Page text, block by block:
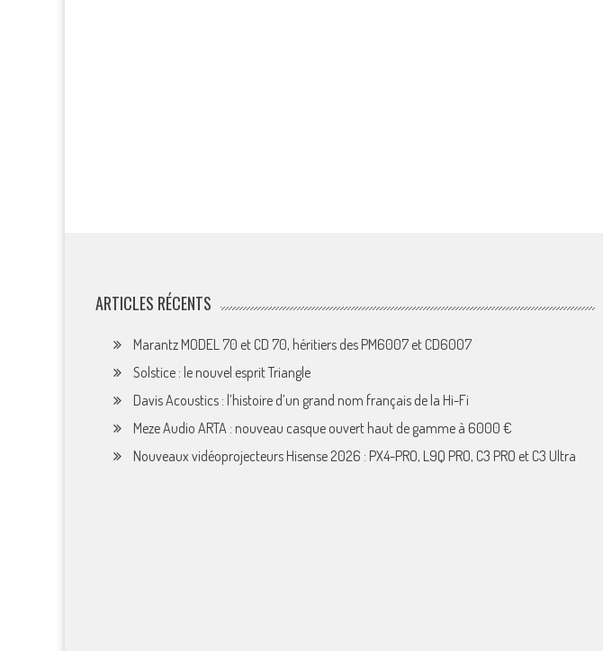
ARTICLES RÉCENTS
Marantz MODEL 70 et CD 70, héritiers des PM6007 et CD6007
Solstice : le nouvel esprit Triangle
Davis Acoustics : l’histoire d’un grand nom français de la Hi-Fi
Meze Audio ARTA : nouveau casque ouvert haut de gamme à 6000 €
Nouveaux vidéoprojecteurs Hisense 2026 : PX4-PRO, L9Q PRO, C3 PRO et C3 Ultra